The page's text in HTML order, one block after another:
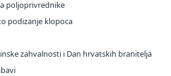
poljoprivrednike
podizanje klopoca
zahvalnosti i Dan hrvatskih branitelja